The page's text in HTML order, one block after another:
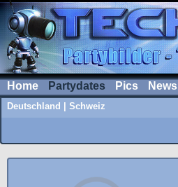
Home Partydates Pics News
Deutschland Schweiz